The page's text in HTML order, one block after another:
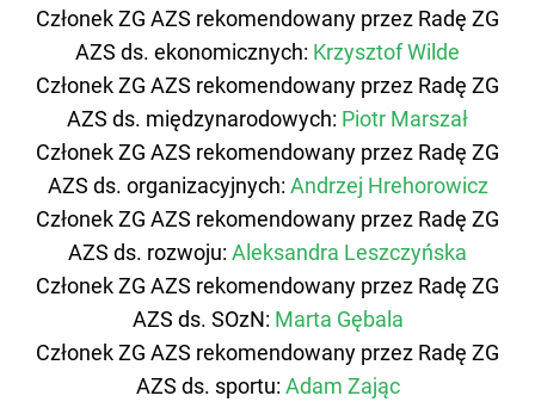
Członek ZG AZS rekomendowany przez Radę ZG
AZS ds. ekonomicznych: Krzysztof Wilde
Członek ZG AZS rekomendowany przez Radę ZG
AZS ds. międzynarodowych: Piotr Marszał
Członek ZG AZS rekomendowany przez Radę ZG
AZS ds. organizacyjnych: Andrzej Hrehorowicz
Członek ZG AZS rekomendowany przez Radę ZG
AZS ds. rozwoju: Aleksandra Leszczyńska
Członek ZG AZS rekomendowany przez Radę ZG
AZS ds. SOzN: Marta Gębala
Członek ZG AZS rekomendowany przez Radę ZG
AZS ds. sportu: Adam Zając